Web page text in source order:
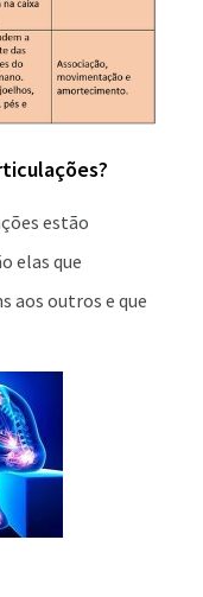
estão
elas que
aos outros e que